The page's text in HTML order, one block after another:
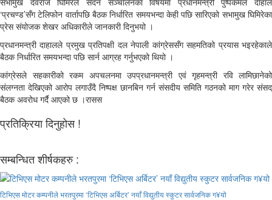
‘प्रचण्ड’सँग टेलिफोन वार्तापछि बैठक निर्धारित समयभन्दा केही पछि सारिएको सभामुख घिमिरेका
प्रेस संयोजक शेखर अधिकारीले जानकारी दिनुभयो ।
प्रधानमन्त्री दाहालले प्रमुख प्रतिपक्षी दल नेपाली कांग्रेससँग सहमतिको प्रयास भइरहेकाले
बैठक निर्धारित समयभन्दा पछि सार्न आग्रह गर्नुभएको थियो ।
कांग्रेसले सहकारीको रकम अपचलनमा उपप्रधानमन्त्री एवं गृहमन्त्री रवि लामिछानेको
संलग्नता देखिएको आरोप लगाउँदै निष्पक्ष छानबिन गर्न संसदीय समिति गठनको माग गरेर संसद्
बैठक अवरोध गर्दै आएको छ ।रासस
प्रतिक्रिया दिनुहोस !
सम्बन्धित शीर्षकहरु :
टिभिएस मोटर कम्पनीले भरतपुरमा ‘टिभिएस अर्बिटर’ नयाँ विद्युतीय स्कुटर सार्वजनिक ग¥यो